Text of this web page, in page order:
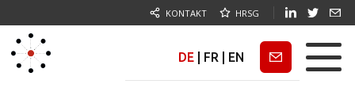
KONTAKT HRSG
DE FR EN Newsletter